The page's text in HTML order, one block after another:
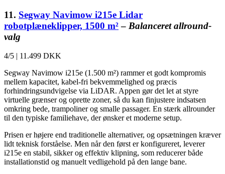
11. Segway Navimow i215e Lidar
robotplæneklipper, 1500 m²– Balanceret allround-
valg
4/5 | 11.499 DKK
Segway Navimow i215e (1.500 m²) rammer et godt kompromis
mellem kapacitet, kabel-fri bekvemmelighed og præcis
forhindringsundvigelse via LiDAR. Appen gør det let at styre
virtuelle grænser og oprette zoner, så du kan finjustere indsatsen
omkring bede, trampoliner og smalle passager. En stærk allrounder
til den typiske familiehave, der ønsker et moderne setup.
Prisen er højere end traditionelle alternativer, og opsætningen kræver
lidt teknisk forståelse. Men når den først er konfigureret, leverer
i215e en stabil, sikker og effektiv klipning, som reducerer både
installationstid og manuelt vedligehold på den lange bane.